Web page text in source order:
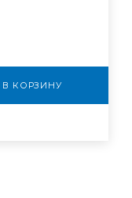
В КОРЗИНУ